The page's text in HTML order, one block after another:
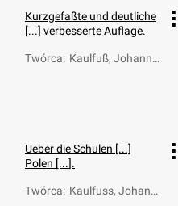
Kurzgefaßte und deutliche
[...] verbesserte Auflage.
Twórca: Kaulfuß, Johann
Ueber die Schulen [...]
Polen [...].
Twórca: Kaulfuss, Johann